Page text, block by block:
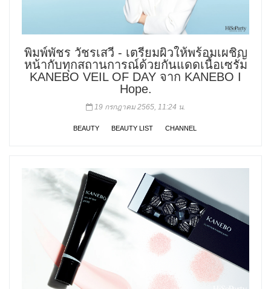
พิมพ์พัชร วัชรเสวี - เตรียมผิวให้พร้อมเผชิญ
หน้ากับทุกสถานการณ์ด้วยกันแดดเนื้อเซรั่ม
KANEBO VEIL OF DAY จาก KANEBO I
Hope.
19 กรกฎาคม 2565, 11:24 น.
BEAUTY BEAUTY LIST CHANNEL